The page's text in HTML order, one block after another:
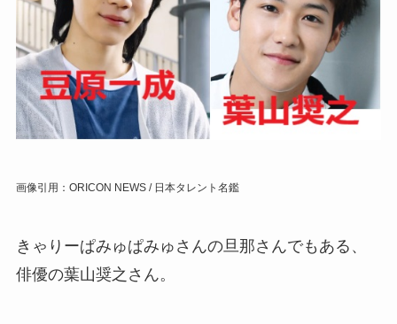
画像引用：ORICON NEWS / 日本タレント名鑑
きゃりーぱみゅぱみゅさんの旦那さんでもある、
俳優の葉山奨之さん。